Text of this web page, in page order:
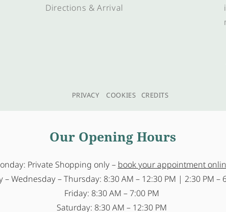
Directions & Arrival
PRIVACY COOKIES CREDITS
Our Opening Hours
Private Shopping only – book your appointment
– Wednesday – Thursday: 8:30 AM – 12:30 PM | 2:30 PM –
Friday: 8:30 AM – 7:00 PM
Saturday: 8:30 AM – 12:30 PM